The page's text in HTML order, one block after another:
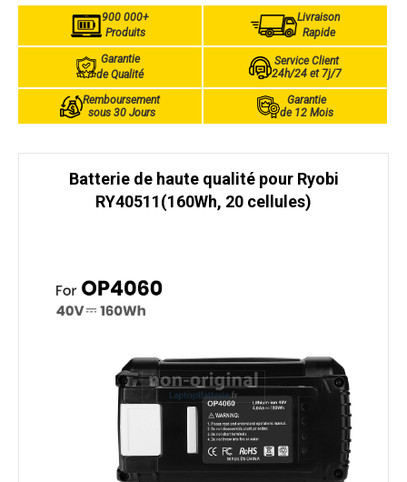
900 000+
Produits
Livraison
Rapide
Garantie
de Qualité
Service Client
24h/24 et 7j/7
Remboursement
sous 30 Jours
Garantie
de 12 Mois
Batterie de haute qualité pour Ryobi
RY40511(160Wh, 20 cellules)